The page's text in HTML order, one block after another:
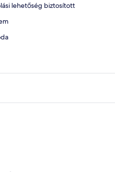
lehetőség biztosított